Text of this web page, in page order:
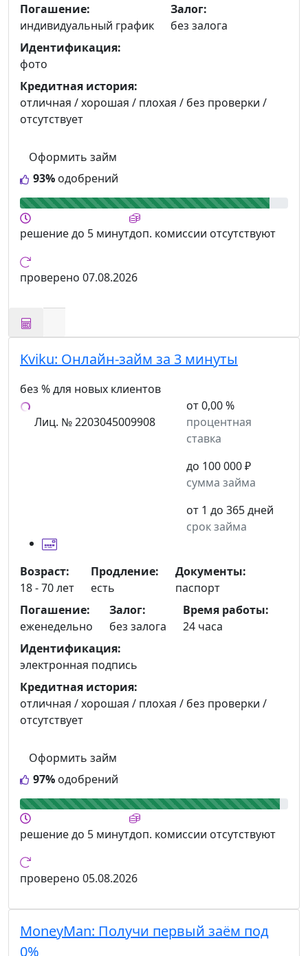
93% одобрений
Оформить займ
Погашение:
индивидуальный график
Залог:
без залога
Идентификация:
фото
Кредитная история:
отличная / хорошая / плохая / без проверки /
отсутствует
решениедо 5 минутдоп. комиссии отсутствуют
проверено 07.08.2026
Kviku: Онлайн-займ за 3 минуты
без % для новых клиентов
Лиц. № 2203045009908
от 0,00 %
процентная
ставка
до 100 000 ₽
сумма займа
от 1 до 365 дней
срок займа
97% одобрений
Оформить займ
Возраст:
18 - 70 лет
Продление:
есть
Документы:
паспорт
Погашение:
еженедельно
Залог:
без залога
Время работы:
24 часа
Идентификация:
электронная подпись
Кредитная история:
отличная / хорошая / плохая / без проверки /
отсутствует
решениедо 5 минутдоп. комиссии отсутствуют
проверено 05.08.2026
MoneyMan: Получи первый заём под
0%